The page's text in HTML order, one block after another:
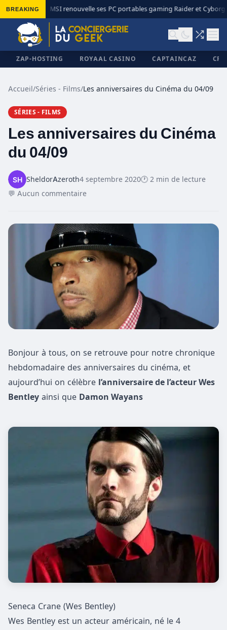
BREAKING MSI renouvelle ses PC portables gaming Raider et Cyborg
ZAP-HOSTING ROYAAL CASINO CAPTAINCAZ
Accueil/Séries - Films/Les anniversaires du Cinéma du 04/09
SÉRIES - FILMS
Les anniversaires du Cinéma
du 04/09
SheldorAzeroth4 septembre 2020🕐 2 min de lecture
💬 Aucun commentaire
Bonjour à tous, on se retrouve pour notre chronique
hebdomadaire des anniversaires du cinéma, et
aujourd’hui on célèbre l’anniversaire de l’acteur Wes
Bentley ainsi que Damon Wayans
Seneca Crane (Wes Bentley)
Wes Bentley est un acteur américain, né le 4